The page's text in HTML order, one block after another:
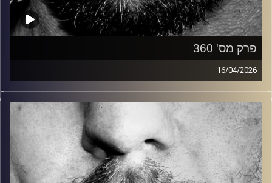
פרק מס' 360
16/04/2026
זיפים, מוזיקה מחוספסת של הופעות חיות. הרבה ג'אם, רוק,
בלוז, bluegrass, ג'אז, Fאנק, פרוגרסיב ואפילו אלקטרוניקה.
כל מה שחי, אמיתי ונושם.
עם שמוליק רגב.
קרדיט תמונות: David Goehring